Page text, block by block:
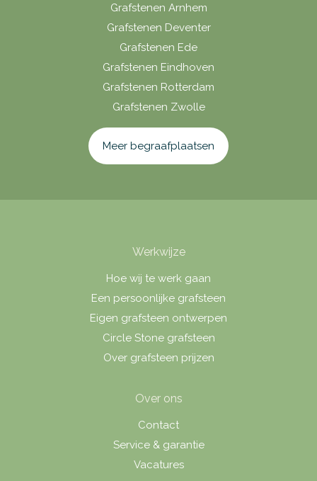
Grafstenen Arnhem
Grafstenen Deventer
Grafstenen Ede
Grafstenen Eindhoven
Grafstenen Rotterdam
Grafstenen Zwolle
Meer begraafplaatsen
Werkwijze
Hoe wij te werk gaan
Een persoonlijke grafsteen
Eigen grafsteen ontwerpen
Circle Stone grafsteen
Over grafsteen prijzen
Over ons
Contact
Service & garantie
Vacatures